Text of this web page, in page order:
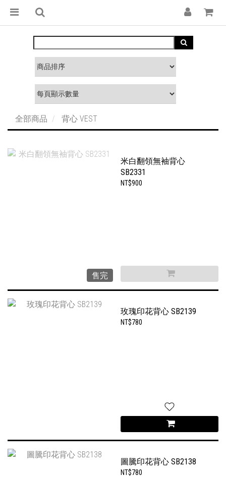
全部商品 背心 VEST
售完
米白翻領無袖背心
SB2331
NT$900
玫瑰印花背心 SB2139
NT$780
圖騰印花背心 SB2138
NT$780